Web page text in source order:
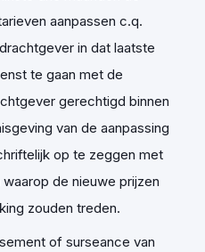
aanpassen c.q.
in dat laatste
te gaan met de
gerechtigd binnen
van de aanpassing
op te zeggen met
de nieuwe prijzen
zouden treden.
of surseance van